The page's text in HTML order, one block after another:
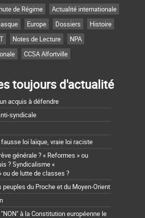
de Régime
Actualité internationale
Europe Dossiers
Histoire
Notes de Lecture
NPA
CCSA Alfortville
toujours d'actualité
acquis à défendre
syndicale
loi laïque, vraie loi raciste
générale ? « Reformes » ou
? Syndicalisme «
ou de lutte de classes ?
peuples du Proche et du Moyen-Orient
à la Constitution européenne le